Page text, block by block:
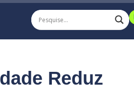
Reduz